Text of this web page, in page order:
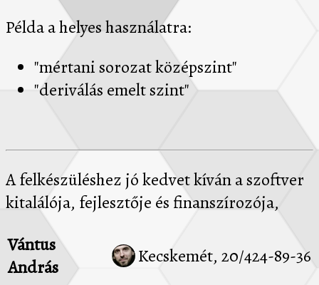
Példa a helyes használatra:
"mértani sorozat középszint"
"deriválás emelt szint"
A felkészüléshez jó kedvet kíván a szoftver
kitalálója, fejlesztője és finanszírozója,
Vántus
András
Kecskemét, 20/424-89-36